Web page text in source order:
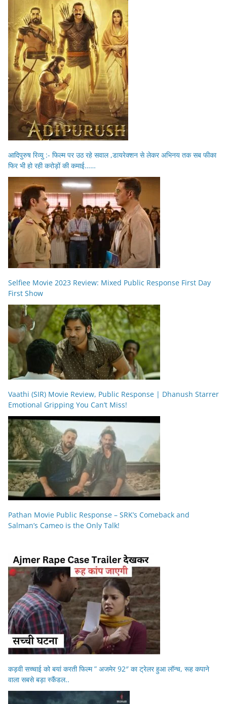
आदिपुरुष रिव्यु :- फिल्म पर उठ रहे सवाल ,डायरेक्शन से लेकर अभिनय तक सब फीका
फिर भी हो रही करोड़ों की कमाई……
Selfiee Movie 2023 Review: Mixed Public Response First Day
First Show
Vaathi (SIR) Movie Review, Public Response | Dhanush Starrer
Emotional Gripping You Can’t Miss!
Pathan Movie Public Response – SRK’s Comeback and
Salman’s Cameo is the Only Talk!
कड़वी सच्चाई को बयां करती फिल्म ” अजमेर 92″ का ट्रेलर हुआ लॉन्च, रूह कपाने
वाला सबसे बड़ा स्कैंडल..